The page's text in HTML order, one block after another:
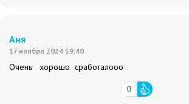
Аня
17 ноября 2024 19:40
Очень хорошо сработалооо
0